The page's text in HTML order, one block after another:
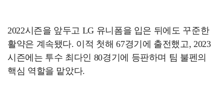
2022시즌을 앞두고 LG 유니폼을 입은 뒤에도 꾸준한
활약은 계속됐다. 이적 첫해 67경기에 출전했고, 2023
시즌에는 투수 최다인 80경기에 등판하며 팀 불펜의
핵심 역할을 맡았다.